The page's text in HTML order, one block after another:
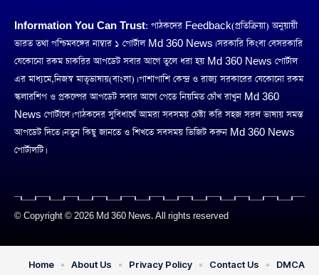
Information You Can Trust: পাঠকদের Feedback(প্রতিক্রিয়া) অনুয়ায়ী
ভারত তথা পশ্চিমবঙ্গের নাম্বার ১ পোর্টাল Md 360 News। সরকারি কিংবা বেসরকারি
যেকোনো রকম চাকরির আপডেট সবার আগে তুলে ধরা হয় Md 360 News পোর্টাল
এর মাধ্যমে,নিজস্ব মাতৃভাষায়(বাংলা)। পাশাপাশি কেন্দ্র ও রাজ্য সরকারের যেকোনো রকম
স্কলারশিপ ও প্রকল্পের আপডেট সবার আগে পেতে নিয়মিত চোঁখ রাখুন Md 360
News পোর্টালে। পাঠকদের সুবিধার্থে আমরা সবসময় চেষ্টা করি সহজ সরল ভাষায় সমস্ত
আপডেট দিতে। নতুন কিছু জানতে ও শিখতে সবসময় ভিজিট করুন Md 360 News
পোর্টালটি।
© Copyright © 2026 Md 360 News. All rights reserved
Home About Us Privacy Policy Contact Us DMCA